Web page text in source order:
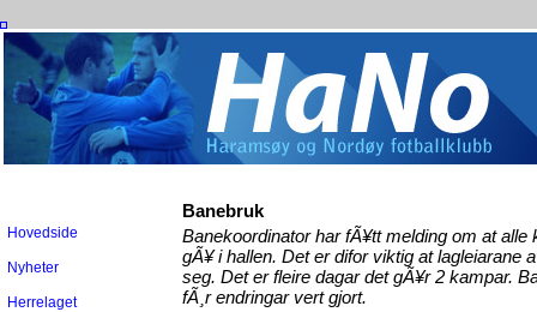
Hovedside
Nyheter
Herrelaget
Banebruk
Banekoordinator har fÃ¥tt melding om at
gÃ¥ i hallen. Det er difor viktig at lagleiarane
seg. Det er fleire dagar det gÃ¥r 2 kampar.
fÃ¸r endringar vert gjort.